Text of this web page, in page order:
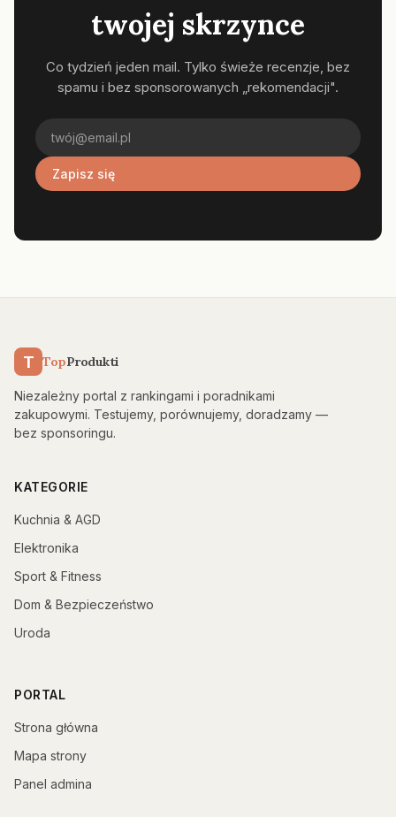
twojej skrzynce
Co tydzień jeden mail. Tylko świeże recenzje, bez
spamu i bez sponsorowanych „rekomendacji".
Zapisz się
T TopProdukti
Niezależny portal z rankingami i poradnikami
zakupowymi. Testujemy, porównujemy, doradzamy —
bez sponsoringu.
KATEGORIE
Kuchnia & AGD
Elektronika
Sport & Fitness
Dom & Bezpieczeństwo
Uroda
PORTAL
Strona główna
Mapa strony
Panel admina